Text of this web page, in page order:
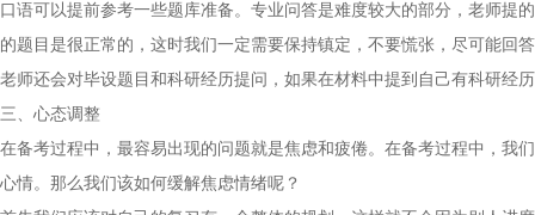
口语可以提前参考一些题库准备。专业问答是难度较大的部分，老师提
的题目是很正常的，这时我们一定需要保持镇定，不要慌张，尽可能回
老师还会对毕设题目和科研经历提问，如果在材料中提到自己有科研经
三、心态调整
在备考过程中，最容易出现的问题就是焦虑和疲倦。在备考过程中，我
心情。那么我们该如何缓解焦虑情绪呢？